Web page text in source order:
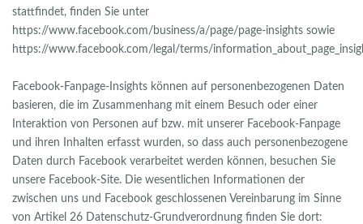
stattfindet, finden Sie unter
https://www.facebook.com/business/a/page/page-insights sowie
https://www.facebook.com/legal/terms/
Facebook-Fanpage-Insights können auf personenbezogenen Daten
basieren, die im Zusammenhang mit einem Besuch oder einer
Interaktion von Personen auf bzw. mit unserer Facebook-Fanpage
und ihren Inhalten erfasst wurden, so dass auch personenbezogene
Daten durch Facebook verarbeitet werden können, besuchen Sie
unsere Facebook-Site. Die wesentlichen Informationen der
zwischen uns und Facebook geschlossenen Vereinbarung im Sinne
von Artikel 26 Datenschutz-Grundverordnung finden Sie dort: